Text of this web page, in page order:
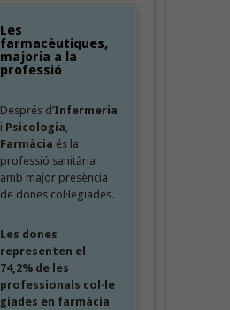
Les
farmacèutiques,
majoria a la
professió
Després d’Infermeria
i Psicologia
Farmàcia és la
professió sanitària
amb major presència
de dones col·legiades.
Les dones
representen el
74,2% de les
professionals col·le
giades en farmàcia